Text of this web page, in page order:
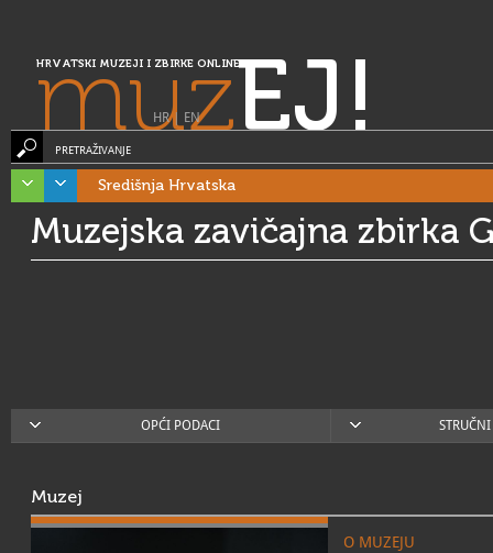
HRVATSKI MUZEJI I ZBIRKE ONLINE
muzEJ!
HR| EN
PRETRAŽIVANJE
Središnja Hrvatska
Muzejska zavičajna zbirka
OPĆI PODACI
Muzej
O MUZEJU